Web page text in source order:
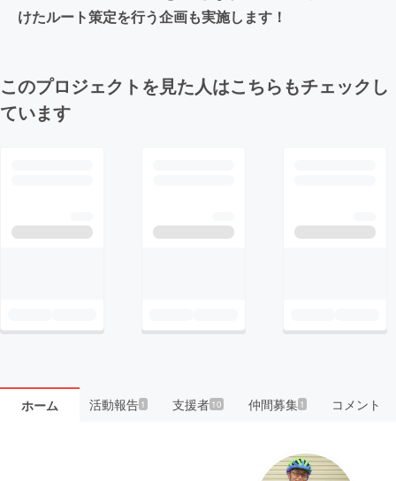
けたルート策定を行う企画も実施します！
このプロジェクトを見た人はこちらもチェックし
ています
ホーム 活動報告1 支援者 10 仲間募集 1 コメント